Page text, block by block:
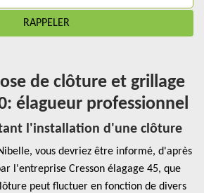
de clôture et grillage
élagueur professionnel
l'installation d'une clôture
vous devriez être informé, d'après
l'entreprise Cresson élagage 45, que
peut fluctuer en fonction de divers